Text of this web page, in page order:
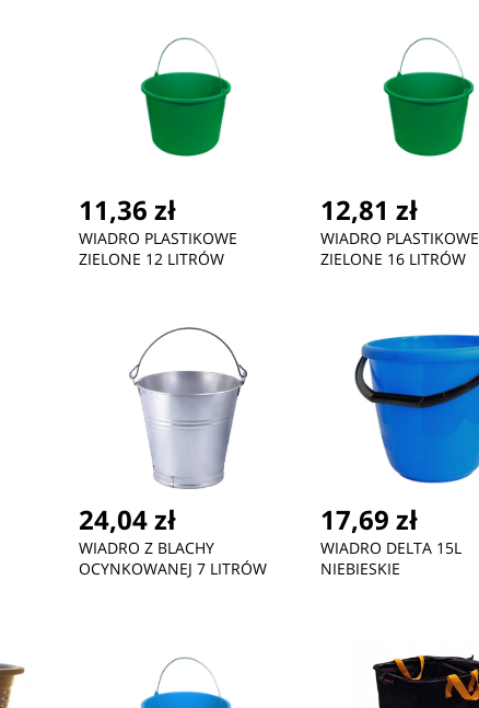
11,36 zł
WIADRO PLASTIKOWE
ZIELONE 12 LITRÓW
12,81 zł
WIADRO PLASTIKOWE
ZIELONE 16 LITRÓW
24,04 zł
WIADRO Z BLACHY
OCYNKOWANEJ 7 LITRÓW
17,69 zł
WIADRO DELTA 15L
NIEBIESKIE